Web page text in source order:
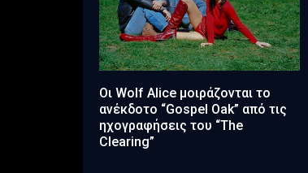
Οι Wolf Alice μοιράζονται το
ανέκδοτο “Gospel Oak” από τις
ηχογραφήσεις του “The
Clearing”